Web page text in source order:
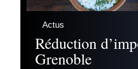
Actus
Réduction
Grenoble